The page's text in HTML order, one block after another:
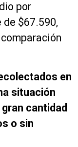
por
$67.590,
en
situación
cantidad
o sin